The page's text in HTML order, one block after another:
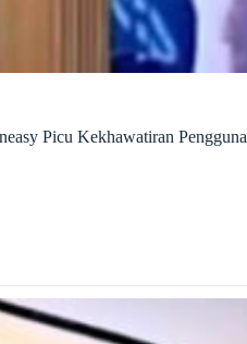
Picu Kekhawatiran Pengguna